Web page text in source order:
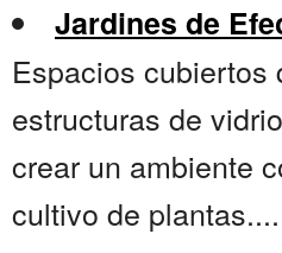
Jardines de
Espacios cubiertos
estructuras de
crear un ambiente
cultivo de plantas....